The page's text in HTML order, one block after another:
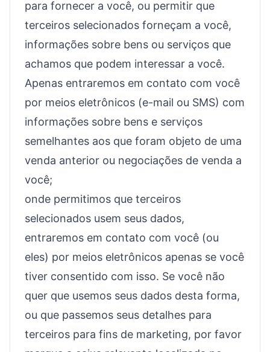
para fornecer a você, ou permitir que
terceiros selecionados forneçam a você,
informações sobre bens ou serviços que
achamos que podem interessar a você.
Apenas entraremos em contato com você
por meios eletrônicos (e-mail ou SMS) com
informações sobre bens e serviços
semelhantes aos que foram objeto de uma
venda anterior ou negociações de venda a
você;
onde permitimos que terceiros
selecionados usem seus dados,
entraremos em contato com você (ou
eles) por meios eletrônicos apenas se você
tiver consentido com isso. Se você não
quer que usemos seus dados desta forma,
ou que passemos seus detalhes para
terceiros para fins de marketing, por favor